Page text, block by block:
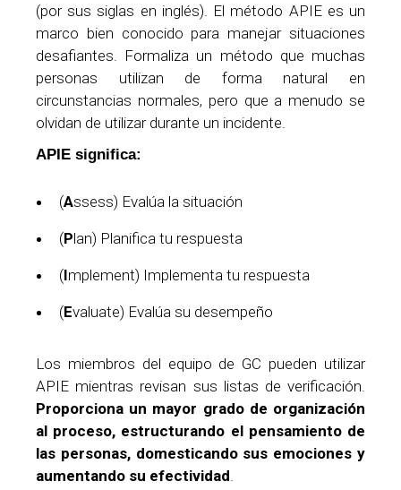
(por sus siglas en inglés). El método APIE es un
marco bien conocido para manejar situaciones
desafiantes. Formaliza un método que muchas
personas utilizan de forma natural en
circunstancias normales, pero que a menudo se
olvidan de utilizar durante un incidente.
APIE significa:
(Assess) Evalúa la situación
(Plan) Planifica tu respuesta
(Implement) Implementa tu respuesta
(Evaluate) Evalúa su desempeño
Los miembros del equipo de GC pueden utilizar
APIE mientras revisan sus listas de verificación.
Proporciona un mayor grado de organización
al proceso, estructurando el pensamiento de
las personas, domesticando sus emociones y
aumentando su efectividad.